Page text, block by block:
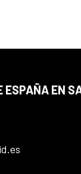
ESPAÑA EN